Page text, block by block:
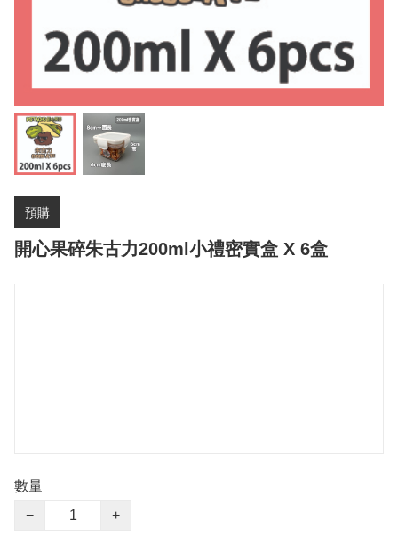
預購
開心果碎朱古力200ml小禮密實盒 X 6盒
數量
−
+